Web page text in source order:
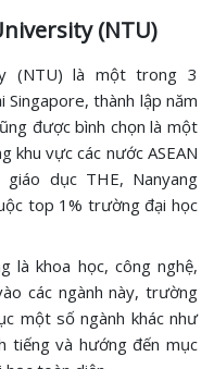
(NTU)
(NTU) là một trong 3
thành lập năm
được bình chọn là một
vực các nước ASEAN
dục THE, Nanyang
top 1% trường đại học
là khoa học, công nghệ,
các ngành này, trường
một số ngành khác như
tiếng và hướng đến mục